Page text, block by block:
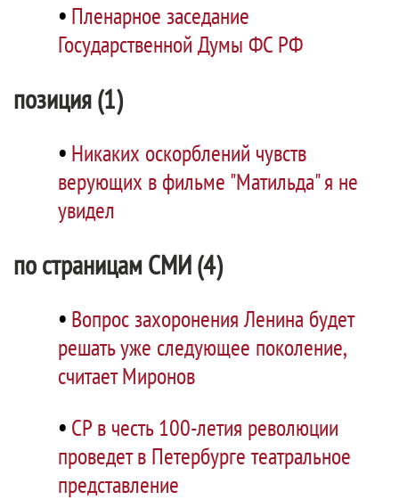
• Пленарное заседание
Государственной Думы ФС РФ
позиция (1)
• Никаких оскорблений чувств
верующих в фильме "Матильда" я не
увидел
по страницам СМИ (4)
• Вопрос захоронения Ленина будет
решать уже следующее поколение,
считает Миронов
• СР в честь 100-летия революции
проведет в Петербурге театральное
представление